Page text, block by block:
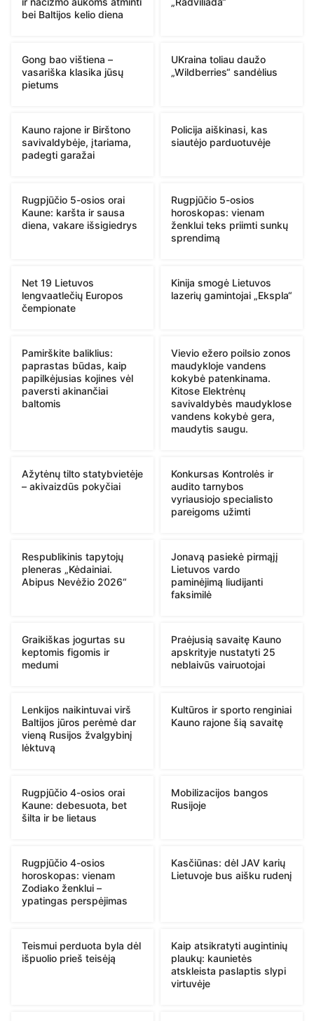
bei Baltijos kelio diena
Gong bao vištiena –
vasariška klasika jūsų
pietums
UKraina toliau daužo
„Wildberries“ sandėlius
Kauno rajone ir Birštono
savivaldybėje, įtariama,
padegti garažai
Policija aiškinasi, kas
siautėjo parduotuvėje
Rugpjūčio 5-osios orai
Kaune: karšta ir sausa
diena, vakare išsigiedrys
Rugpjūčio 5-osios
horoskopas: vienam
ženklui teks priimti sunkų
sprendimą
Net 19 Lietuvos
lengvaatlečių Europos
čempionate
Kinija smogė Lietuvos
lazerių gamintojai „Ekspla“
Pamirškite baliklius:
paprastas būdas, kaip
papilkėjusias kojines vėl
paversti akinančiai
baltomis
Vievio ežero poilsio zonos
maudykloje vandens
kokybė patenkinama.
Kitose Elektrėnų
savivaldybės maudyklose
vandens kokybė gera,
maudytis saugu.
Ažytėnų tilto statybvietėje
– akivaizdūs pokyčiai
Konkursas Kontrolės ir
audito tarnybos
vyriausiojo specialisto
pareigoms užimti
Respublikinis tapytojų
pleneras „Kėdainiai.
Abipus Nevėžio 2026“
Jonavą pasiekė pirmąjį
Lietuvos vardo
paminėjimą liudijanti
faksimilė
Graikiškas jogurtas su
keptomis figomis ir
medumi
Praėjusią savaitę Kauno
apskrityje nustatyti 25
neblaivūs vairuotojai
Lenkijos naikintuvai virš
Baltijos jūros perėmė dar
vieną Rusijos žvalgybinį
lėktuvą
Kultūros ir sporto renginiai
Kauno rajone šią savaitę
Rugpjūčio 4-osios orai
Kaune: debesuota, bet
šilta ir be lietaus
Mobilizacijos bangos
Rusijoje
Rugpjūčio 4-osios
horoskopas: vienam
Zodiako ženklui –
ypatingas perspėjimas
Kasčiūnas: dėl JAV karių
Lietuvoje bus aišku rudenį
Teismui perduota byla dėl
išpuolio prieš teisėją
Kaip atsikratyti augintinių
plaukų: kaunietės
atskleista paslaptis slypi
virtuvėje